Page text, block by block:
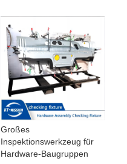
Großes
Inspektionswerkzeug für
Hardware-Baugruppen